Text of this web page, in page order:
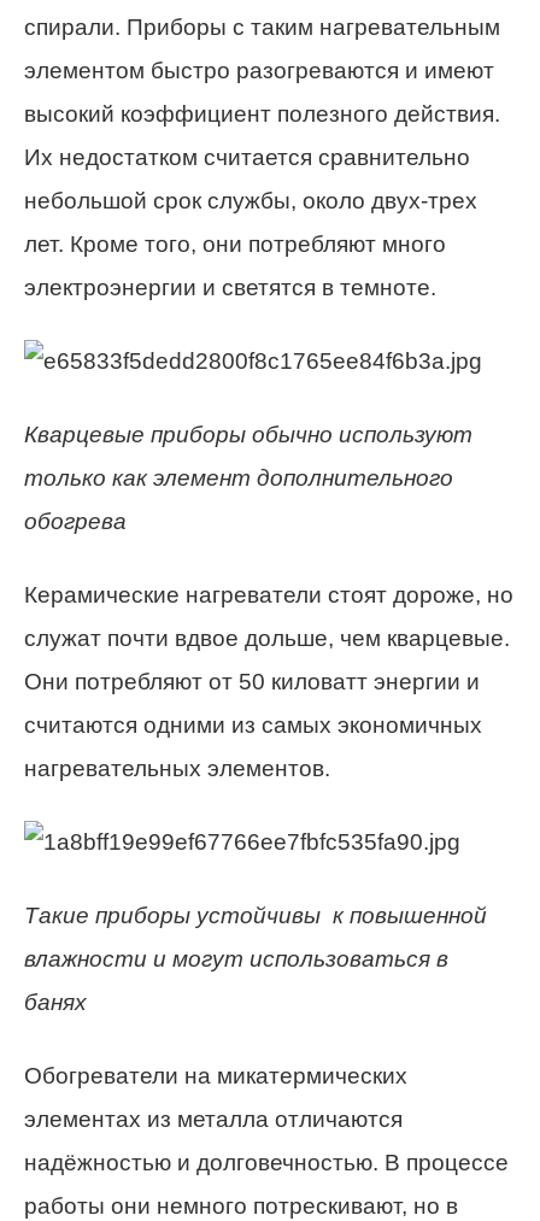
спирали. Приборы с таким нагревательным
элементом быстро разогреваются и имеют
высокий коэффициент полезного действия.
Их недостатком считается сравнительно
небольшой срок службы, около двух-трех
лет. Кроме того, они потребляют много
электроэнергии и светятся в темноте.
Кварцевые приборы обычно используют
только как элемент дополнительного
обогрева
Керамические нагреватели стоят дороже, но
служат почти вдвое дольше, чем кварцевые.
Они потребляют от 50 киловатт энергии и
считаются одними из самых экономичных
нагревательных элементов.
Такие приборы устойчивы к повышенной
влажности и могут использоваться в
банях
Обогреватели на микатермических
элементах из металла отличаются
надёжностью и долговечностью. В процессе
работы они немного потрескивают, но в